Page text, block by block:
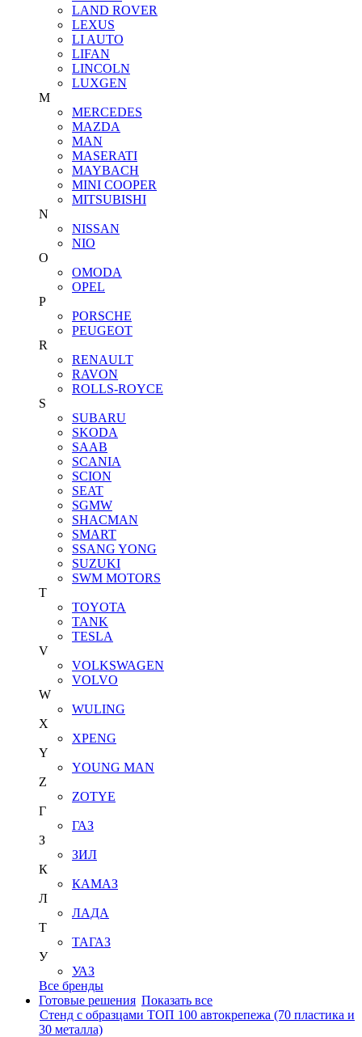
LAND ROVER
LEXUS
LI AUTO
LIFAN
LINCOLN
LUXGEN
M
MERCEDES
MAZDA
MAN
MASERATI
MAYBACH
MINI COOPER
MITSUBISHI
N
NISSAN
NIO
O
OMODA
OPEL
P
PORSCHE
PEUGEOT
R
RENAULT
RAVON
ROLLS-ROYCE
S
SUBARU
SKODA
SAAB
SCANIA
SCION
SEAT
SGMW
SHACMAN
SMART
SSANG YONG
SUZUKI
SWM MOTORS
T
TOYOTA
TANK
TESLA
V
VOLKSWAGEN
VOLVO
W
WULING
X
XPENG
Y
YOUNG MAN
Z
ZOTYE
Г
ГАЗ
З
ЗИЛ
К
КАМАЗ
Л
ЛАДА
Т
ТАГАЗ
У
УАЗ
Все бренды
Готовые решения Показать все
Стенд с образцами ТОП 100 автокрепежа (70 пластика и
30 металла)